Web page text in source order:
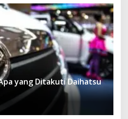
yang Ditakuti Daihatsu